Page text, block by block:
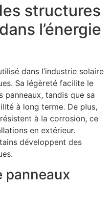
structures
l’énergie
dans l’industrie solaire
Sa légèreté facilite le
panneaux, tandis que sa
à long terme. De plus,
à la corrosion, ce
en extérieur.
développent des
panneaux